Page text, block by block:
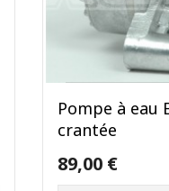
Pompe à eau
crantée
89,00 €